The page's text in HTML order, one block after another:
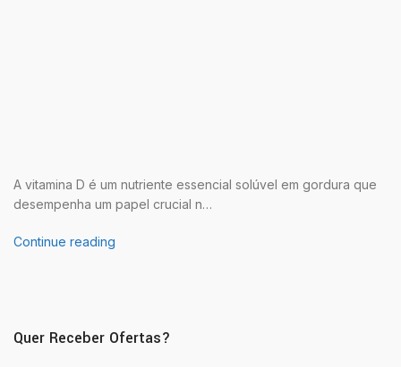
A vitamina D é um nutriente essencial solúvel em gordura que
desempenha um papel crucial n…
Continue reading
Quer Receber Ofertas?